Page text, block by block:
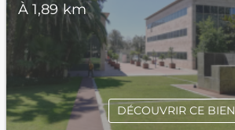
À 1,89 km
DÉCOUVRIR CE BIEN